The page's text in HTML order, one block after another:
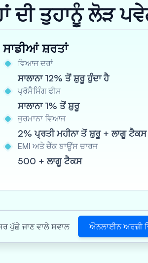
ਤੁਹਾਨੂੰ ਲੋੜ
ਸਾਡੀਆਂ ਸ਼ਰਤਾਂ
ਵਿਆਜ ਦਰਾਂ
ਸਾਲਾਨਾ 12% ਤੋਂ ਸ਼ੁਰੂ ਹੁੰਦਾ ਹੈ
ਪ੍ਰੋਸੈਸਿੰਗ ਫੀਸ
ਸਾਲਾਨਾ 1% ਤੋਂ ਸ਼ੁਰੂ
ਜੁਰਮਾਨਾ ਵਿਆਜ
2% ਪ੍ਰਤੀ ਮਹੀਨਾ ਤੋਂ ਸ਼ੁਰੂ + ਲਾਗੂ ਟੈਕਸ
EMI ਅਤੇ ਚੈੱਕ ਬਾਊਂਸ ਚਾਰਜ
500 + ਲਾਗੂ ਟੈਕਸ
ਪੁੱਛੇ ਜਾਣ ਵਾਲੇ ਸਵਾਲ ਔਨਲਾਈਨ ਅਰਜ਼ੀ